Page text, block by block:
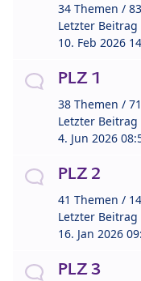
34 Themen /
Letzter Beitrag
10. Feb 2026
PLZ 1
38 Themen /
Letzter Beitrag
4. Jun 2026
PLZ 2
41 Themen /
Letzter Beitrag
16. Jan 2026
PLZ 3